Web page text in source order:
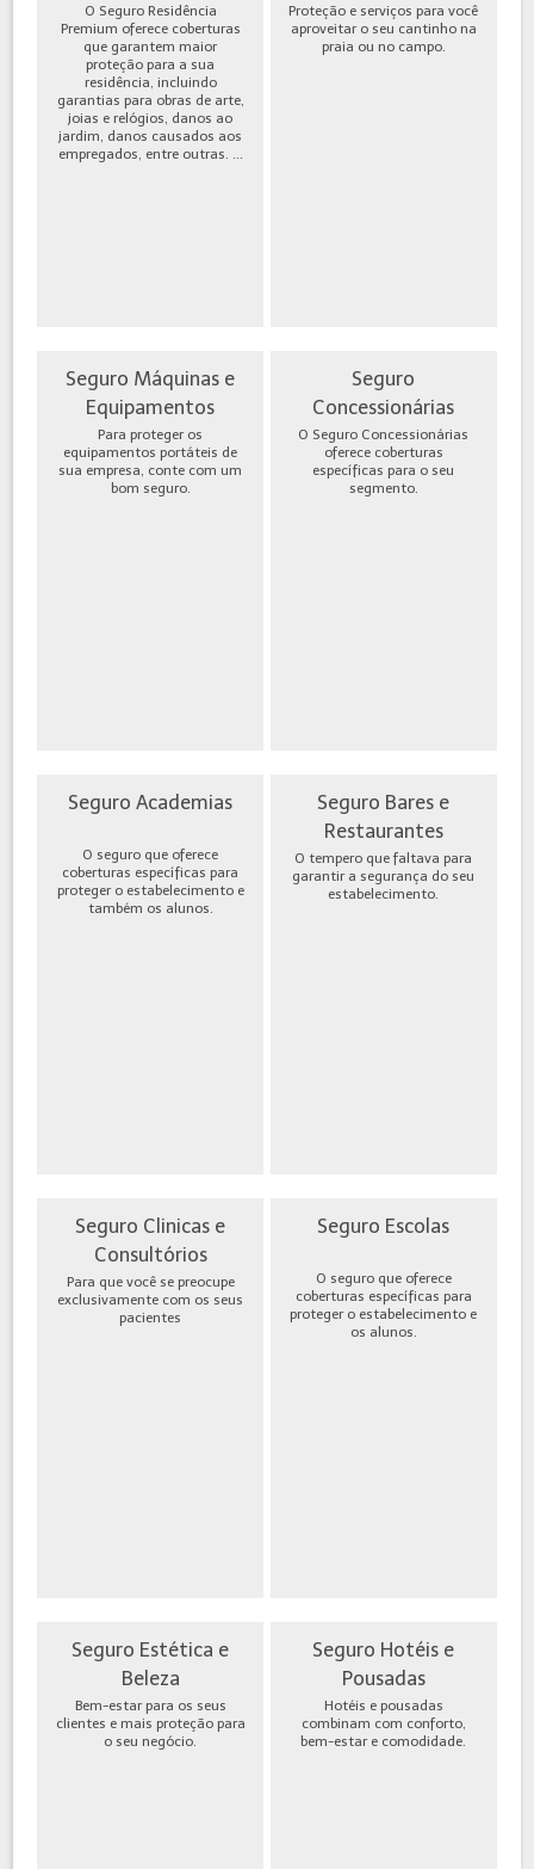
O Seguro Residência
Premium oferece coberturas
que garantem maior
proteção para a sua
residência, incluindo
garantias para obras de arte,
joias e relógios, danos ao
jardim, danos causados aos
empregados, entre outras. ...
Proteção e serviços para você
aproveitar o seu cantinho na
praia ou no campo.
Seguro Máquinas e
Equipamentos
Para proteger os
equipamentos portáteis de
sua empresa, conte com um
bom seguro.
Seguro
Concessionárias
O Seguro Concessionárias
oferece coberturas
específicas para o seu
segmento.
Seguro Academias
O seguro que oferece
coberturas específicas para
proteger o estabelecimento e
também os alunos.
Seguro Bares e
Restaurantes
O tempero que faltava para
garantir a segurança do seu
estabelecimento.
Seguro Clinicas e
Consultórios
Para que você se preocupe
exclusivamente com os seus
pacientes
Seguro Escolas
O seguro que oferece
coberturas específicas para
proteger o estabelecimento e
os alunos.
Seguro Estética e
Beleza
Bem-estar para os seus
clientes e mais proteção para
o seu negócio.
Seguro Hotéis e
Pousadas
Hotéis e pousadas
combinam com conforto,
bem-estar e comodidade.